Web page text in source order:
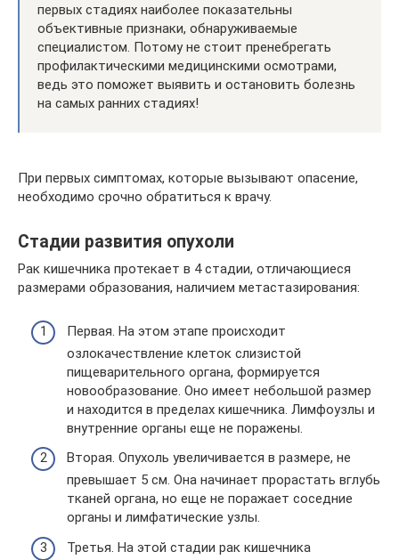
первых стадиях наиболее показательны
объективные признаки, обнаруживаемые
специалистом. Потому не стоит пренебрегать
профилактическими медицинскими осмотрами,
ведь это поможет выявить и остановить болезнь
на самых ранних стадиях!
При первых симптомах, которые вызывают опасение,
необходимо срочно обратиться к врачу.
Стадии развития опухоли
Рак кишечника протекает в 4 стадии, отличающиеся
размерами образования, наличием метастазирования:
Первая. На этом этапе происходит
озлокачествление клеток слизистой
пищеварительного органа, формируется
новообразование. Оно имеет небольшой размер
и находится в пределах кишечника. Лимфоузлы и
внутренние органы еще не поражены.
Вторая. Опухоль увеличивается в размере, не
превышает 5 см. Она начинает прорастать вглубь
тканей органа, но еще не поражает соседние
органы и лимфатические узлы.
Третья. На этой стадии рак кишечника